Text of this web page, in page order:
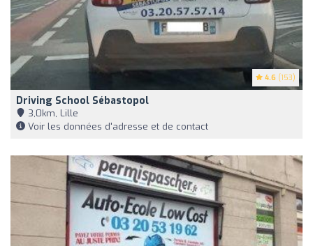
4.6 (153)
Driving School Sébastopol
3,0km, Lille
Voir les données d'adresse et de contact